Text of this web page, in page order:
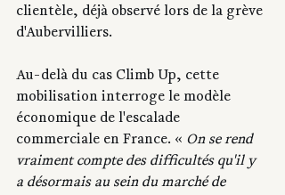
clientèle, déjà observé lors de la grève
d'Aubervilliers.
Au-delà du cas Climb Up, cette
mobilisation interroge le modèle
économique de l'escalade
commerciale en France. « On se rend
vraiment compte des difficultés qu'il y
a désormais au sein du marché de